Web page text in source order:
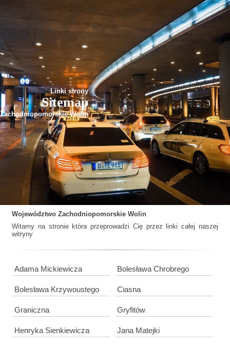
Linki strony
Sitemap
Zachodniopomorskie Wolin
Województwo Zachodniopomorskie Wolin
Witamy na stronie która przeprowadzi Cię przez linki całej naszej
witryny
Adama Mickiewicza Bolesława Chrobrego
Bolesława Krzywoustego Ciasna
Graniczna Gryfitów
Henryka Sienkiewicza Jana Matejki